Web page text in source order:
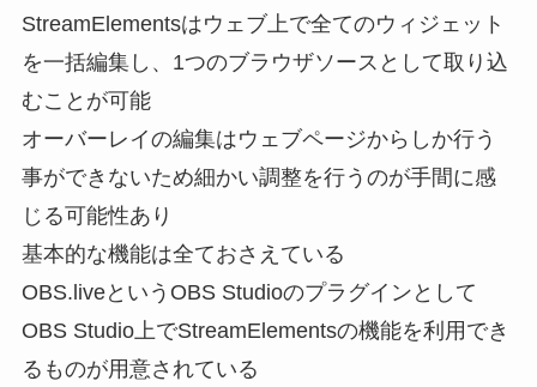
StreamElementsはウェブ上で全てのウィジェット
を一括編集し、1つのブラウザソースとして取り込
むことが可能
オーバーレイの編集はウェブページからしか行う
事ができないため細かい調整を行うのが手間に感
じる可能性あり
基本的な機能は全ておさえている
OBS.liveというOBS Studioのプラグインとして
OBS Studio上でStreamElementsの機能を利用でき
るものが用意されている